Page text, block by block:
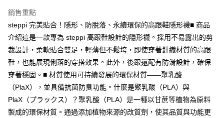
臺灣中小企業銀行
匯豐（台灣）商業銀行
華泰商業銀行
聯邦商業銀行
遠東國際商業銀行
元大商業銀行
永豐商業銀行
玉山商業銀行
星展（台灣）商業銀行
台灣樂天信用卡公司
上海商業儲蓄銀行
國泰世華商業銀行
兆豐國際商業銀行
匯豐（台灣）商業銀行
華泰商業銀行
聯邦商業銀行
遠東國際商業銀行
元大商業銀行
永豐商業銀行
玉山商業銀行
星展（台灣）商業銀行
台新國際商業銀行
中國信託商業銀行
黑貓宅急便
每筆NT$140，滿NT$3,000(含以上)免運費
銷售重點
steppi 完美貼合！隱形、防脫落、永續環保的高跟鞋隱形襪■ 商品
介紹這是一款專為 steppi 高跟鞋設計的隱形襪。採用不易露出的剪
裁設計，柔軟貼合雙足，輕薄但不鬆垮，即使穿著針織材質的高跟
鞋，也能展現俐落的穿搭效果。此外，後跟還配有防滑設計，確保
穿著穩固。■ 材質使用可持續發展的環保材質——聚乳酸
（PlaX），並具備抗菌防臭功能。什麼是聚乳酸（PLA）與
PlaX（プラックス）？聚乳酸（PLA）是一種以甘蔗等植物為原料
製成的環保材質。通過添加植物來源的改質劑，使其品質與功能更